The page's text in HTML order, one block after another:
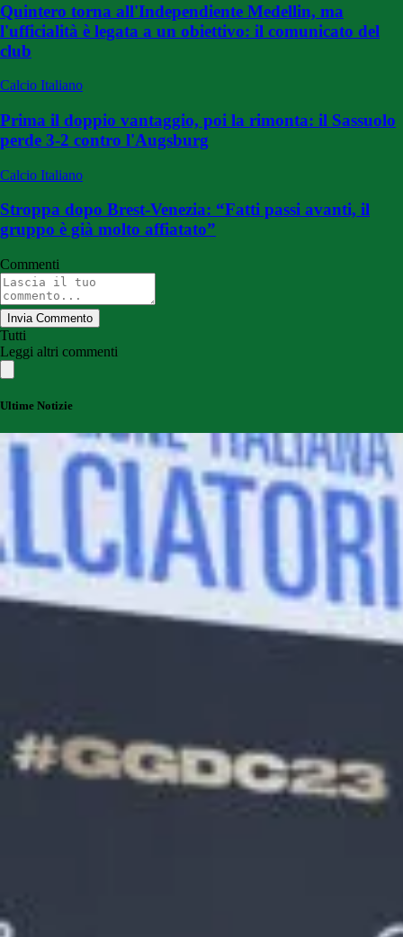
Quintero torna all'Independiente Medellin, ma
l'ufficialità è legata a un obiettivo: il comunicato del
club
Calcio Italiano
Prima il doppio vantaggio, poi la rimonta: il Sassuolo
perde 3-2 contro l'Augsburg
Calcio Italiano
Stroppa dopo Brest-Venezia: “Fatti passi avanti, il
gruppo è già molto affiatato”
Commenti
Invia Commento
Tutti
Leggi altri commenti
Ultime Notizie